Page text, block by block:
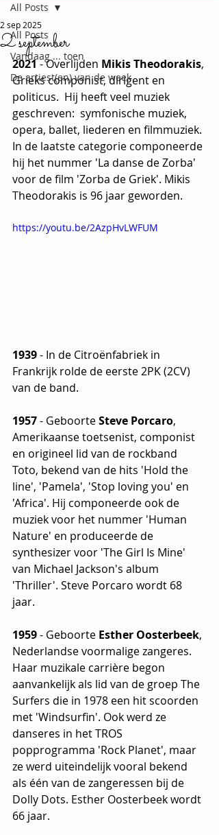
All Posts
Vandaag ... toen
De artiest(en) van de week
All Posts
2 september
2 sep 2025
2021 - Overlijden Mikis Theodorakis,
Grieks componist, dirigent en
politicus.  Hij heeft veel muziek
geschreven:  symfonische muziek,
opera, ballet, liederen en filmmuziek.
In de laatste categorie componeerde
hij het nummer 'La danse de Zorba'
voor de film 'Zorba de Griek'. Mikis
Theodorakis is 96 jaar geworden.
https://youtu.be/2AzpHvLWFUM
1939 - In de Citroënfabriek in
Frankrijk rolde de eerste 2PK (2CV)
van de band.
1957 - Geboorte Steve Porcaro,
Amerikaanse toetsenist, componist
en origineel lid van de rockband
Toto, bekend van de hits 'Hold the
line', 'Pamela', 'Stop loving you' en
'Africa'. Hij componeerde ook de
muziek voor het nummer 'Human
Nature' en produceerde de
synthesizer voor 'The Girl Is Mine'
van Michael Jackson's album
'Thriller'. Steve Porcaro wordt 68
jaar.
1959 - Geboorte Esther Oosterbeek,
Nederlandsevoormalige zangeres.
Haar muzikale carrière begon
aanvankelijk als lid van de groep The
Surfers die in 1978 een hit scoorden
met 'Windsurfin'. Ook werd ze
danseres in het TROS
popprogramma 'Rock Planet', maar
ze werd uiteindelijk vooral bekend
als één van de zangeressen bij de
Dolly Dots. Esther Oosterbeek wordt
66 jaar.